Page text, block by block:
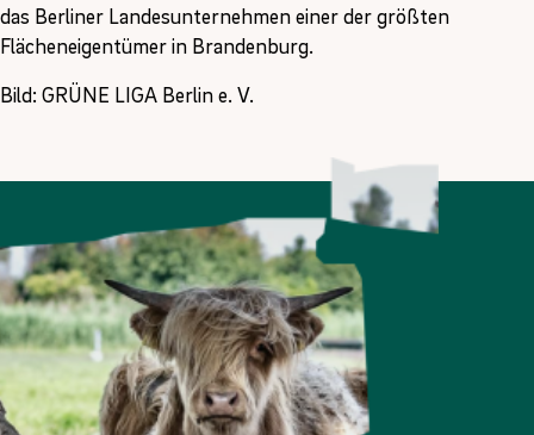
das Berliner Landesunternehmen einer der größten
Flächeneigentümer in Brandenburg.
Bild: GRÜNE LIGA Berlin e. V.